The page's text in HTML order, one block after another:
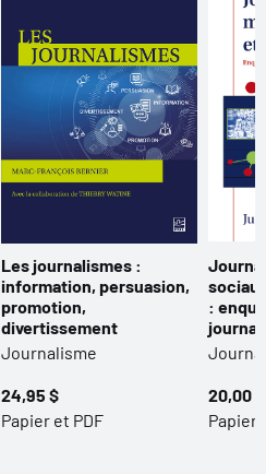
Les journalismes :
information, persuasion,
promotion,
divertissement
Journalisme
24,95 $
Papier et PDF
:
20,00 $
Papier